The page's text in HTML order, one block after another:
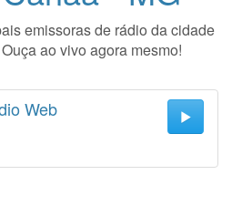
emissoras de rádio da cidade
ao vivo agora mesmo!
Web